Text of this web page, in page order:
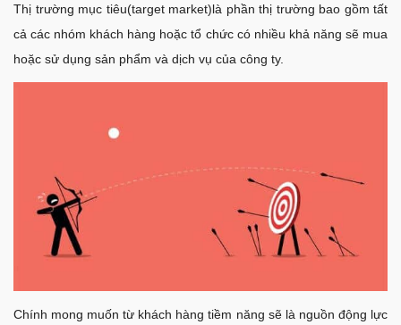
Thị trường mục tiêu(target market)là phần thị trường bao gồm tất
cả các nhóm khách hàng hoặc tổ chức có nhiều khả năng sẽ mua
hoặc sử dụng sản phẩm và dịch vụ của công ty.
Chính mong muốn từ khách hàng tiềm năng sẽ là nguồn động lực